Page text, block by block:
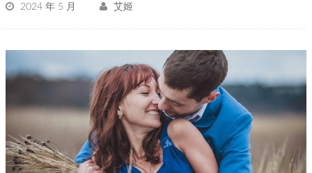
2024 年 5 月 艾姬